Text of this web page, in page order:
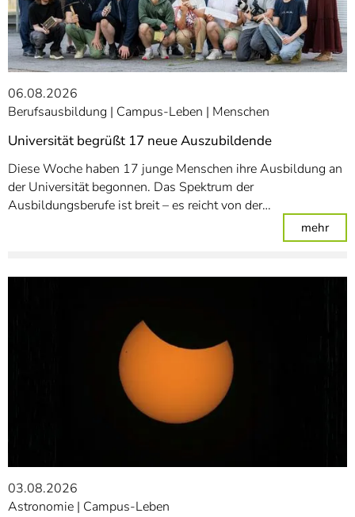
06.08.2026
Berufsausbildung
Campus-Leben Menschen
Universität begrüßt 17 neue Auszubildende
Diese Woche haben 17 junge Menschen ihre Ausbildung an
der Universität begonnen. Das Spektrum der
Ausbildungsberufe ist breit – es reicht von der…
mehr:
03.08.2026
Astronomie Campus-Leben